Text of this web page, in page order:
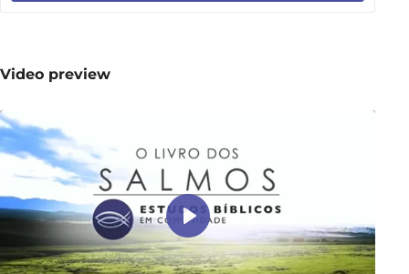
Video preview
Play